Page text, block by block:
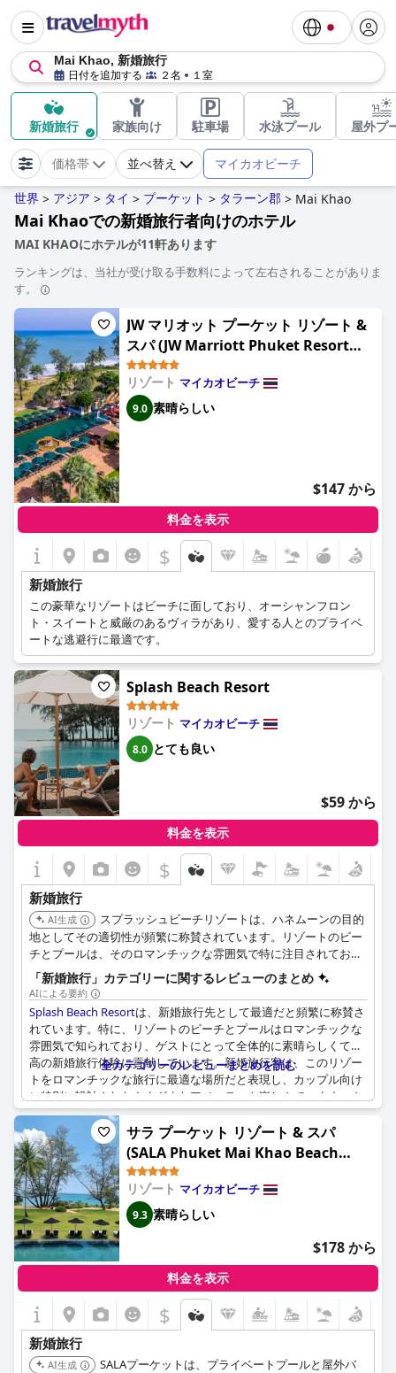
Mai Khao, 新婚旅行
日付を追加する ２名 １室
新婚旅行 家族向け 駐車場 水泳プール 屋外プ
価格帯 並べ替え マイカオビーチ
世界 > アジア > タイ > プーケット > タラーン郡 > Mai Khao
Mai Khaoでの新婚旅行者向けのホテル
MAI KHAOにホテルが11軒あります
ランキングは、当社が受け取る手数料によって左右されることがありま
す。
JW マリオット プーケット リゾート &
スパ (JW Marriott Phuket Resort
and Spa)
リゾート マイカオビーチ
9.0 素晴らしい
$147 から
料金を表示
$
新婚旅行
この豪華なリゾートはビーチに面しており、オーシャンフロン
ト・スイートと威厳のあるヴィラがあり、愛する人とのプライベ
ートな逃避行に最適です。
Splash Beach Resort
リゾート マイカオビーチ
8.0 とても良い
$59 から
料金を表示
$
新婚旅行
AI生成
スプラッシュビーチリゾートは、ハネムーンの目的
地としてその適切性が頻繁に称賛されています。リゾートのビー
チとプールは、そのロマンチックな雰囲気で特に注目されてお
り、お客様にとって全体的に素敵で素晴らしいハネムーン体験に
貢献しています。
「新婚旅行」カテゴリーに関するレビューのまとめ
AIによる要約
Splash Beach Resortは、新婚旅行先として最適だと頻繁に称賛さ
れています。特に、リゾートのビーチとプールはロマンチックな
雰囲気で知られており、ゲストにとって全体的に素晴らしくて最
高の新婚旅行体験に貢献しています。新婚旅行客は、このリゾー
トをロマンチックな旅行に最適な場所だと表現し、カップル向け
に特別に設計されたさまざまなアメニティを楽しんでいます。さ
らに、いくつかのレビューでは、プライバシーと独占性を加える
独立したハニースイートが強調されています。いくつかの反対意
見はあるものの、ほとんどのフィードバックは、このリゾートで
新婚旅行を祝う人々にとって、素晴らしくてふさわしい体験を強
調しています。
全カテゴリーのレビューまとめを読む
サラ プーケット リゾート & スパ
(SALA Phuket Mai Khao Beach
Resort)
リゾート マイカオビーチ
9.3 素晴らしい
$178 から
料金を表示
$
新婚旅行
AI生成
SALAプーケットは、プライベートプールと屋外バ